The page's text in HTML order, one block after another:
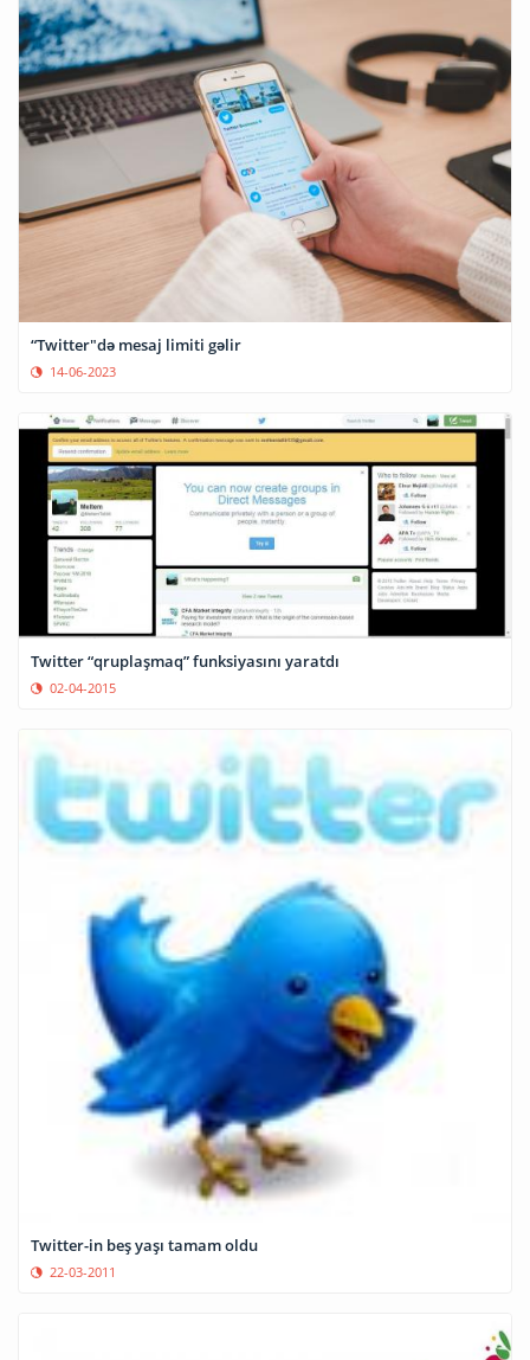
“Twitter"də mesaj limiti gəlir
14-06-2023
Twitter “qruplaşmaq” funksiyasını yaratdı
02-04-2015
Twitter-in beş yaşı tamam oldu
22-03-2011